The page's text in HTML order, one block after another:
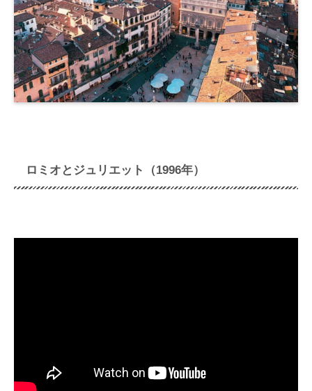
ロミオとジュリエット（1996年）